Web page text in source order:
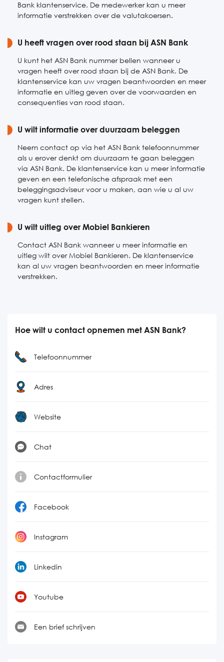
Bank klantenservice. De medewerker kan u meer
informatie verstrekken over de valutakoersen.
U heeft vragen over rood staan bij ASN Bank
U kunt het ASN Bank nummer bellen wanneer u
vragen heeft over rood staan bij de ASN Bank. De
klantenservice kan uw vragen beantwoorden en meer
informatie en uitleg geven over de voorwaarden en
consequenties van rood staan.
U wilt informatie over duurzaam beleggen
Neem contact op via het ASN Bank telefoonnummer
als u erover denkt om duurzaam te gaan beleggen
via ASN Bank. De klantenservice kan u meer informatie
geven en een telefonische afspraak met een
beleggingsadviseur voor u maken, aan wie u al uw
vragen kunt stellen.
U wilt uitleg over Mobiel Bankieren
Contact ASN Bank wanneer u meer informatie en
uitleg wilt over Mobiel Bankieren. De klantenservice
kan al uw vragen beantwoorden en meer informatie
verstrekken.
Hoe wilt u contact opnemen met ASN Bank?
Telefoonnummer
Adres
Website
Chat
Contactformulier
Facebook
Instagram
Linkedin
Youtube
Een brief schrijven